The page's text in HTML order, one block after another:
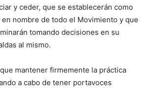
y ceder, que se establecerán como
nombre de todo el Movimiento y que
tomando decisiones en su
al mismo.
mantener firmemente la práctica
a cabo de tener portavoces